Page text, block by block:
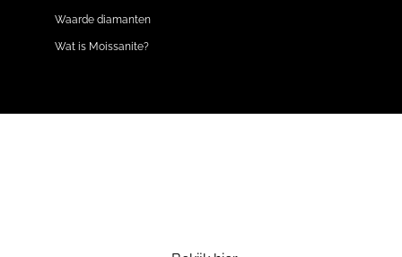
Waarde diamanten
Wat is Moissanite?